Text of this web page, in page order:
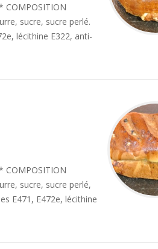
COMPOSITION
sucre, sucre perlé.
lécithine E322, anti-
COMPOSITION
sucre, sucre perlé,
E471, E472e, lécithine